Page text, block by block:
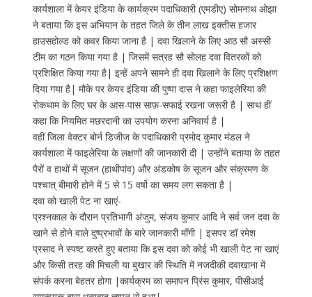
कार्यशाला में केयर इंडिया के कार्यक्रम पदाधिकारी (एमडीए) सोमनाथ ओझा
ने बताया कि इस अभियान के तहत जिले के तीन लाख इक्तीस हजार
हाउसहोल्ड को कवर किया जाना है | दवा खिलाने के लिए आठ सौ अस्सी
टीम का गठन किया गया है | जिसमें सत्रह सौ सोलह दवा वितरकों को
प्रशिक्षित किया गया है| इन्हें अपने सामने ही दवा खिलाने के लिए प्रशिक्षण
दिया गया है| मौके पर केयर इंडिया की पुष्पा दास ने कहा फाइलेरिया की
रोकथाम के लिए घर के आस-पास साफ़-सफाई रखना जरूरी है | साथ हीं
कहा कि नियमित मछरदानी का उपयोग करना अनिवार्य है |
वहीं जिला वेक्टर बोर्न डिजीज के पदाधिकारी प्रमोद कुमार मंडल ने
कार्यशाला में फाइलेरिया के लक्षणों की जानकारी दी | उन्होंने बताया के तहत
पैरों व हाथों में सूजन (हाथीपांव) और अंडकोष के सूजन और संक्रमण के
पश्चात् बीमारी होने में 5 से 15 वर्षो का समय लग सकता है |
दवा को खाली पेट ना खाएं-
प्रश्नकाल के दौरान प्रतिभागी अंजुम, संजय कुमार आदि ने सर्व जन दवा के
खाने से होने वाले दुष्प्रभावों के बारे जानकारी माँगी | इसपर डॉ रमेश
प्रसाद ने स्पष्ट करते हुए बताया कि इस दवा को कोई भी खाली पेट ना खाएं
और किसी तरह की मिचली या बुखार की स्थिति में नजदीकी दवाखाना में
संपर्क करना बेहतर होगा |कार्यक्रम का समापन प्रिंस कुमार, पीसीआई